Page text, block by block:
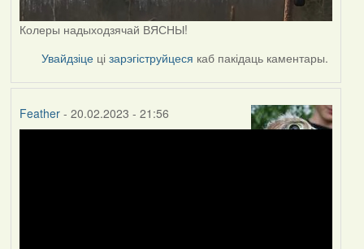
Колеры надыходзячай ВЯСНЫ!
Увайдзіце цізарэгіструйцеся каб пакідаць каментары.
Feather- 20.02.2023 - 21:56